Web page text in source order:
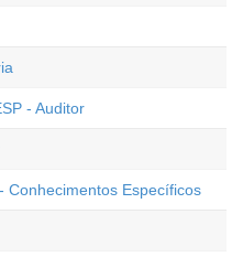
- Auditor
Conhecimentos Específicos